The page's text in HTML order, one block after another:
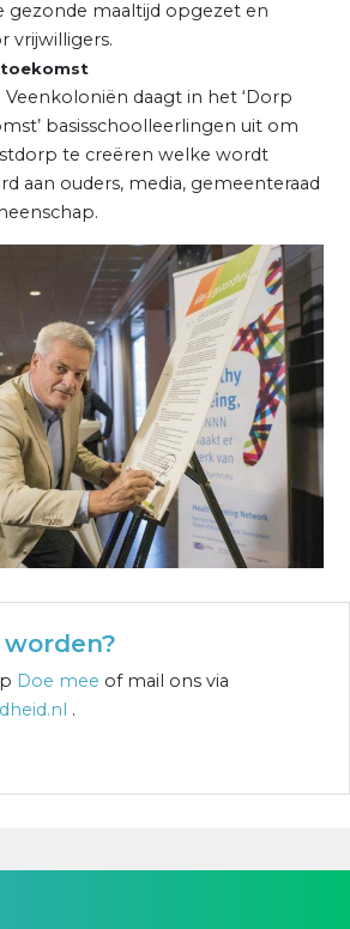
gezonde maaltijd opgezet en
vrijwilligers.
toekomst
Veenkoloniën daagt in het ‘Dorp
basisschoolleerlingen uit om
te creëren welke wordt
aan ouders, media, gemeenteraad
Doe mee of mail ons via
.